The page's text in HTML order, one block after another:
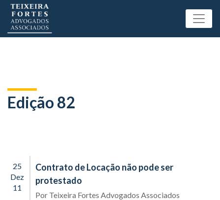
Edição 82
25
Dez
11
Contrato de Locação não pode ser
protestado
Por Teixeira Fortes Advogados Associados